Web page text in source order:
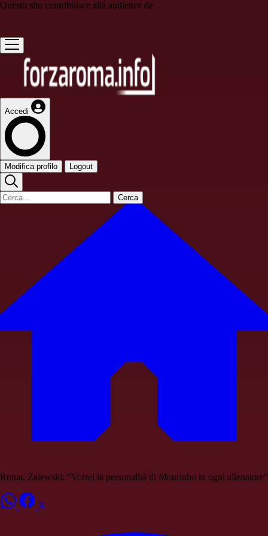
Questo sito contribuisce alla audience de
Accedi
Modifica profilo Logout
Cerca
Roma, Zalewski: "Vorrei la personalità di Mourinho in ogni allenatore"